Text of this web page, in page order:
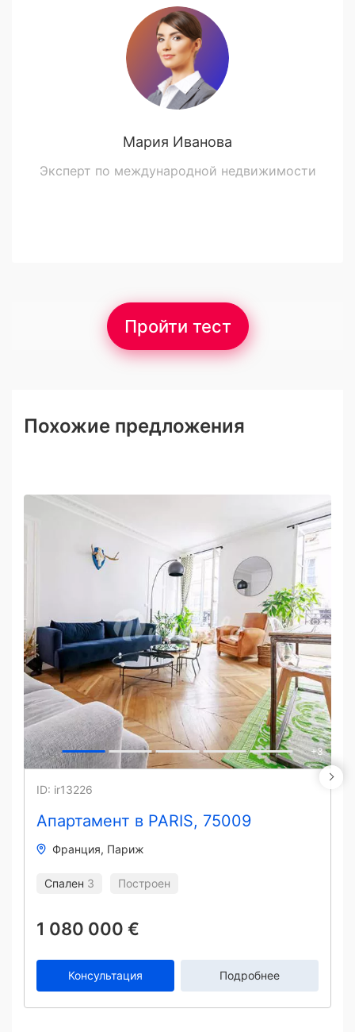
Мария Иванова
Эксперт по международной недвижимости
Пройти тест
Похожие предложения
+3
Апартамент в PARIS, 75009
ID: ir13226
Франция Париж
Спален 3 Построен
1 080 000 €
Консультация Подробнее